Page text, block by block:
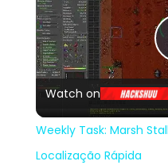
Watch on
Weekly Task: Marsh
Localização Rápida